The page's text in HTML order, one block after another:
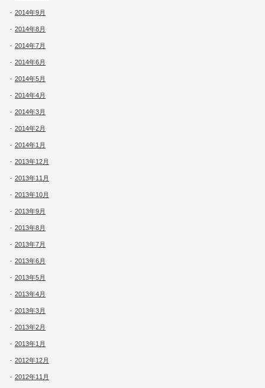
2014年9月
2014年8月
2014年7月
2014年6月
2014年5月
2014年4月
2014年3月
2014年2月
2014年1月
2013年12月
2013年11月
2013年10月
2013年9月
2013年8月
2013年7月
2013年6月
2013年5月
2013年4月
2013年3月
2013年2月
2013年1月
2012年12月
2012年11月